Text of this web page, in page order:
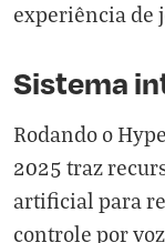
experiência de
Sistema
Rodando o
2025 traz
artificial para
controle por